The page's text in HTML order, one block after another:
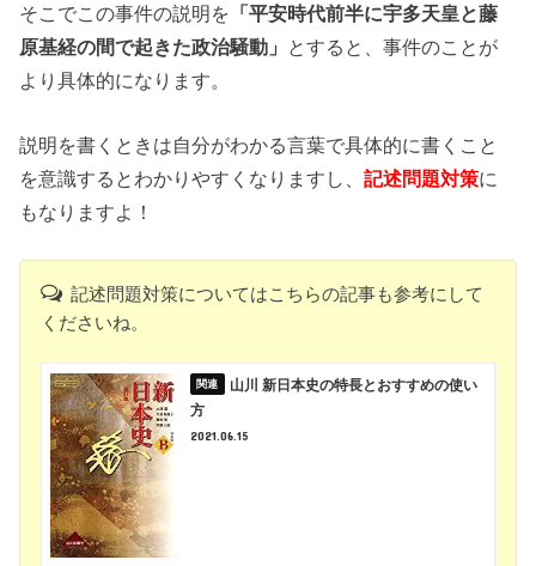
そこでこの事件の説明を 「平安時代前半に宇多天皇と藤
原基経の間で起きた政治騒動」 とすると、事件のことが
より具体的になります。
説明を書くときは自分がわかる言葉で具体的に書くこと
を意識するとわかりやすくなりますし、記述問題対策に
もなりますよ！
記述問題対策についてはこちらの記事も参考にして
くださいね。
山川 新日本史の特長とおすすめの使い
方
2021.06.15